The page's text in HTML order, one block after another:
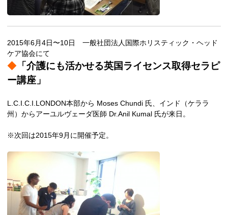
2015年6月4日〜10日 一般社団法人国際ホリスティック・ヘッド
ケア協会にて
◆ 「介護にも活かせる英国ライセンス取得セラピ
ー講座」
L.C.I.C.I.LONDON本部から Moses Chundi 氏、インド（ケララ
州）からアーユルヴェーダ医師 Dr.Anil Kumal 氏が来日。
※次回は2015年9月に開催予定。